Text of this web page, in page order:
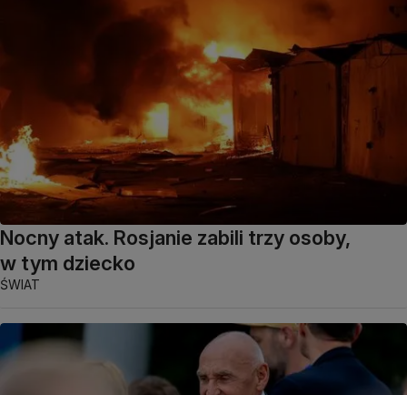
Nocny atak. Rosjanie zabili trzy osoby,
w tym dziecko
ŚWIAT